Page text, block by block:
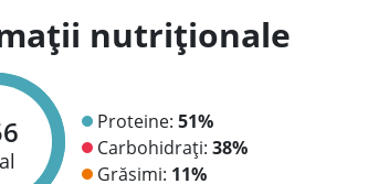
nutriționale
Proteine: 51%
Carbohidrați: 38%
Grăsimi: 11%